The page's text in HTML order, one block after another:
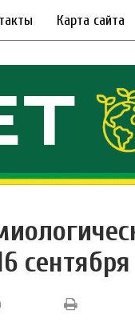
Карта сайта
сентября